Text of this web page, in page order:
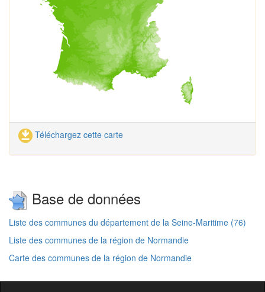
Téléchargez cette carte
Base de données
Liste des communes du département de la Seine-Maritime (76)
Liste des communes de la région de Normandie
Carte des communes de la région de Normandie